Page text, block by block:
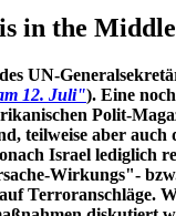
in the
UN-
12. Juli"). Eine
Polit-
teilweise aber
Israel lediglich
Wirkungs"-
Terroranschläge.